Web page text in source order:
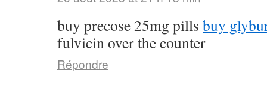
buy precose 25mg pills buy
fulvicin over the counter
Répondre